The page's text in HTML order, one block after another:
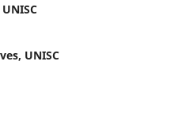
UNISC